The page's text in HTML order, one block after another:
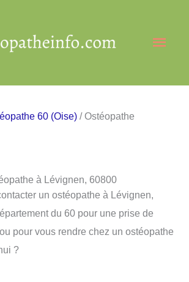
60 (Oise) / Ostéopathe
à Lévignen, 60800
un ostéopathe à Lévignen,
du 60 pour une prise de
pour vous rendre chez un ostéopathe
?